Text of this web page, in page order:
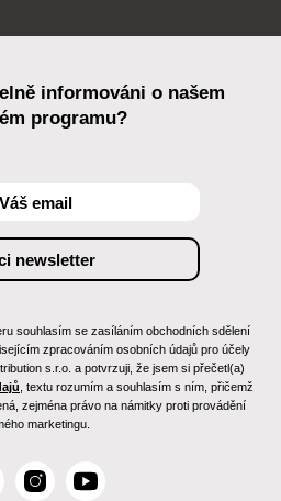
informováni o našem
programu?
souhlasím se zasíláním obchodních sdělení
zpracováním osobních údajů pro účely
s.r.o. a potvrzuji, že jsem si přečetl(a)
, textu rozumím a souhlasím s ním, přičemž
zejména právo na námitky proti provádění
marketingu.
I
Y